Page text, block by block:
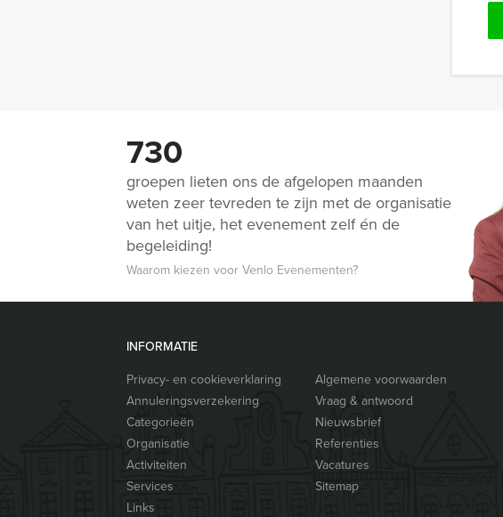
730
groepen lieten ons de afgelopen maanden
weten zeer tevreden te zijn met de organisatie
van het uitje, het evenement zelf én de
begeleiding!
Waarom kiezen voor Venlo Evenementen?
INFORMATIE
Privacy- en cookieverklaring
Algemene voorwaarden
Annuleringsverzekering
Vraag & antwoord
Categorieën
Nieuwsbrief
Organisatie
Referenties
Activiteiten
Vacatures
Services
Sitemap
Links